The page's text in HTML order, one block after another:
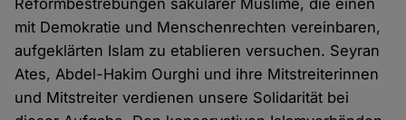
Reformbestrebungen säkularer Muslime, die einen
mit Demokratie und Menschenrechten vereinbaren,
aufgeklärten Islam zu etablieren versuchen. Seyran
Ates, Abdel-Hakim Ourghi und ihre Mitstreiterinnen
und Mitstreiter verdienen unsere Solidarität bei